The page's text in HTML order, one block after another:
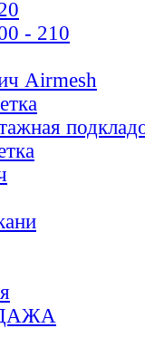
- 210
Airmesh